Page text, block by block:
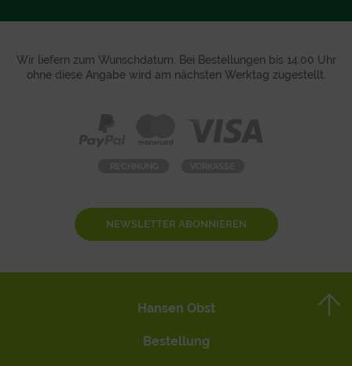
Wir liefern zum Wunschdatum. Bei Bestellungen bis 14:00 Uhr
ohne diese Angabe wird am nächsten Werktag zugestellt.
NEWSLETTER ABONNIEREN
Hansen Obst
Bestellung